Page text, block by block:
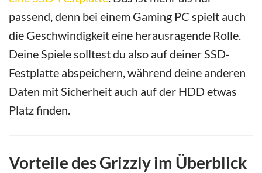
passend, denn bei einem Gaming PC spielt auch
die Geschwindigkeit eine herausragende Rolle.
Deine Spiele solltest du also auf deiner SSD-
Festplatte abspeichern, während deine anderen
Daten mit Sicherheit auch auf der HDD etwas
Platz finden.
Vorteile des Grizzly im Überblick